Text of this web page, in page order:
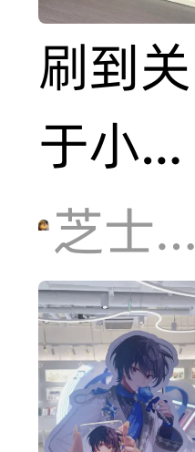
刷到关
于小野
设计师
的帖子
有点破
芝士夹心小面包